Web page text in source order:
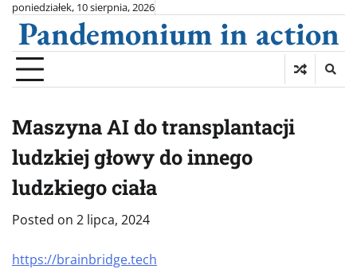
Skip
content
poniedziałek, 10 sierpnia, 2026
Pandemonium in action
Maszyna AI do transplantacji
ludzkiej głowy do innego
ludzkiego ciała
Posted on 2 lipca, 2024
https://brainbridge.tech